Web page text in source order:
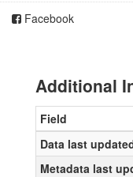
Facebook
Additional
Field
Data last
Metadata last